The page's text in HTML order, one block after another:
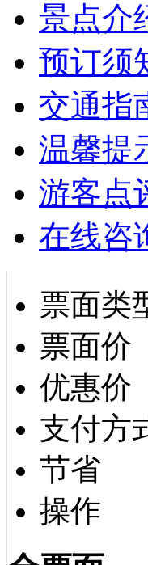
景点介
预订须
交通指
温馨提
游客点
在线咨
票面类
票面价
优惠价
支付方
节省
操作